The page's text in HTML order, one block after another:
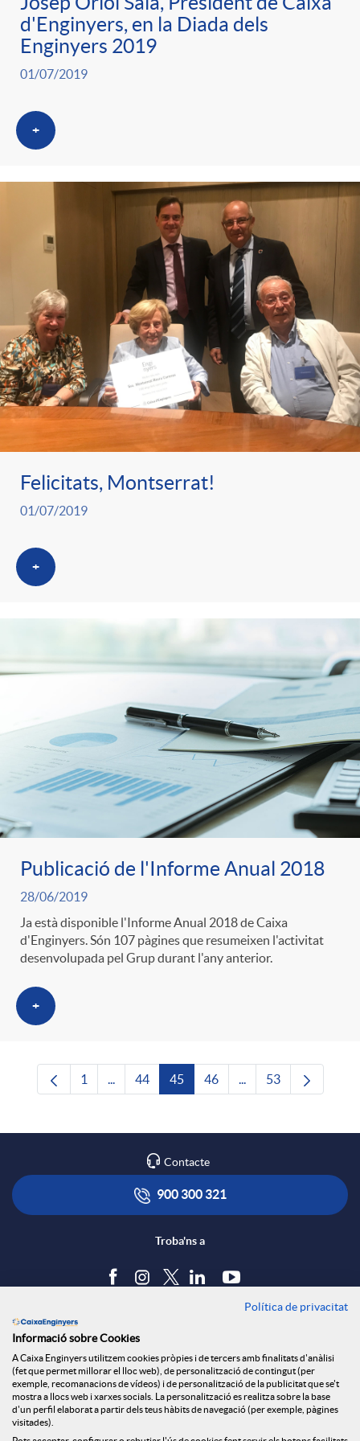
d'Enginyers, en la Diada dels
Enginyers 2019
01/07/2019
+
Felicitats, Montserrat!
01/07/2019
+
Publicació de l'Informe Anual 2018
28/06/2019
Ja està disponible l'Informe Anual 2018 de Caixa
d'Enginyers. Són 107 pàgines que resumeixen l'activitat
desenvolupada pel Grup durant l'any anterior.
+
Pàgina
1 ...Pàgines intermèdies Utilitzeu TAB per
Pàgina
44 Pàgina
45 Pàgina
46 ...Pàgines intermèdies
Pàgina
53
Contacte
900 300 321
Troba'ns a
Política de cookies
Avís legal
Seguretat Online
Política de privacitat
Informació sobre Cookies
A Caixa Enginyers utilitzem cookies pròpies i de tercers amb finalitats d'anàlisi
(fet que permet millorar el lloc web), de personalització de contingut (per
exemple, recomanacions de vídeos) i de personalització de la publicitat que se't
mostra a llocs web i xarxes socials. La personalització es realitza sobre la base
d'un perfil elaborat a partir dels teus hàbits de navegació (per exemple, pàgines
visitades).